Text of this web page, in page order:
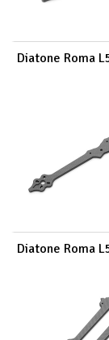
Diatone Roma
Diatone Roma